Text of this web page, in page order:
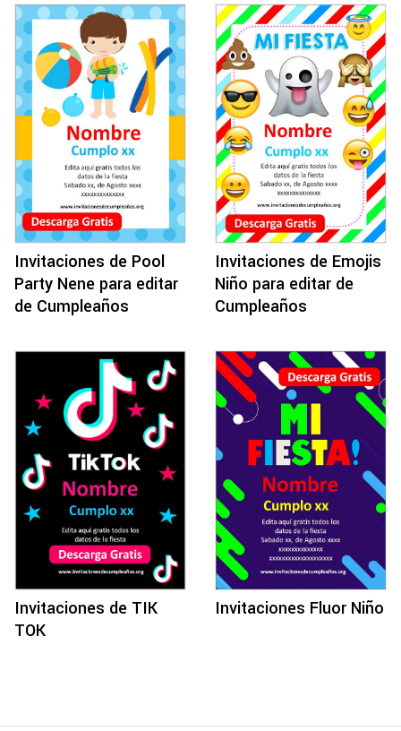
Invitaciones de Pool
Party Nene para editar
de Cumpleaños
Invitaciones de Emojis
Niño para editar de
Cumpleaños
Invitaciones de TIK
TOK
Invitaciones Fluor Niño